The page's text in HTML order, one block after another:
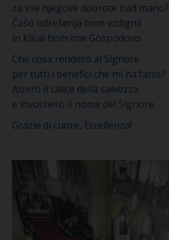
za vse njegove dobrote nad mano?
Čašo odrešenja bom vzdignil
in klical bom ime Gospodovo.
Che cosa renderò al Signore
per tutti i benefici che mi ha fatto?
Alzerò il calice della salvezza
e invocherò il nome del Signore.
Grazie di cuore, Eccellenza!